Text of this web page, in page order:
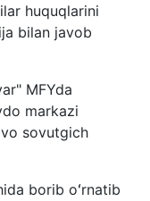
huquqlarini
bilan javob
MFYda
markazi
sovutgich
borib oʻrnatib